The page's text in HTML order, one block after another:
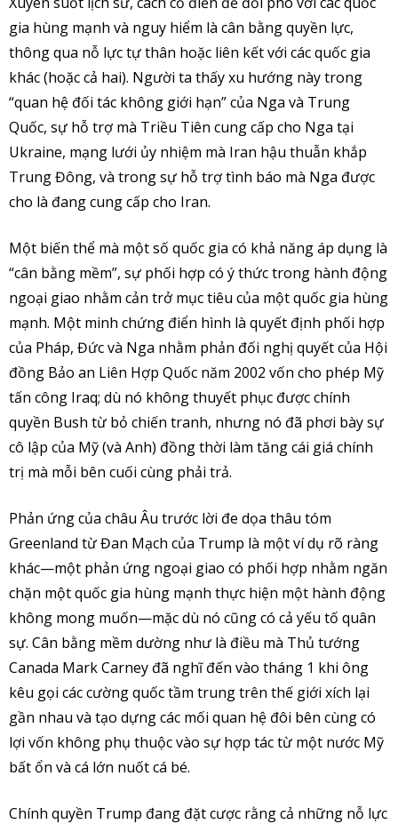
gia hùng mạnh và nguy hiểm là cân bằng quyền lực,
thông qua nỗ lực tự thân hoặc liên kết với các quốc gia
khác (hoặc cả hai). Người ta thấy xu hướng này trong
“quan hệ đối tác không giới hạn” của Nga và Trung
Quốc, sự hỗ trợ mà Triều Tiên cung cấp cho Nga tại
Ukraine, mạng lưới ủy nhiệm mà Iran hậu thuẫn khắp
Trung Đông, và trong sự hỗ trợ tình báo mà Nga được
cho là đang cung cấp cho Iran.
Một biến thể mà một số quốc gia có khả năng áp dụng là
“cân bằng mềm”, sự phối hợp có ý thức trong hành động
ngoại giao nhằm cản trở mục tiêu của một quốc gia hùng
mạnh. Một minh chứng điển hình là quyết định phối hợp
của Pháp, Đức và Nga nhằm phản đối nghị quyết của Hội
đồng Bảo an Liên Hợp Quốc năm 2002 vốn cho phép Mỹ
tấn công Iraq; dù nó không thuyết phục được chính
quyền Bush từ bỏ chiến tranh, nhưng nó đã phơi bày sự
cô lập của Mỹ (và Anh) đồng thời làm tăng cái giá chính
trị mà mỗi bên cuối cùng phải trả.
Phản ứng của châu Âu trước lời đe dọa thâu tóm
Greenland từ Đan Mạch của Trump là một ví dụ rõ ràng
khác—một phản ứng ngoại giao có phối hợp nhằm ngăn
chặn một quốc gia hùng mạnh thực hiện một hành động
không mong muốn—mặc dù nó cũng có cả yếu tố quân
sự. Cân bằng mềm dường như là điều mà Thủ tướng
Canada Mark Carney đã nghĩ đến vào tháng 1 khi ông
kêu gọi các cường quốc tầm trung trên thế giới xích lại
gần nhau và tạo dựng các mối quan hệ đôi bên cùng có
lợi vốn không phụ thuộc vào sự hợp tác từ một nước Mỹ
bất ổn và cá lớn nuốt cá bé.
Chính quyền Trump đang đặt cược rằng cả những nỗ lực